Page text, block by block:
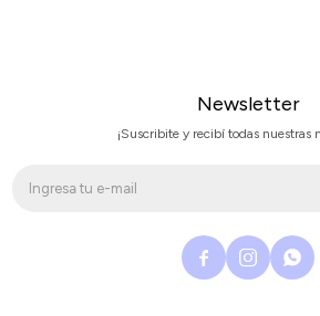
Newsletter
¡Suscribite y recibí todas nuestras
  